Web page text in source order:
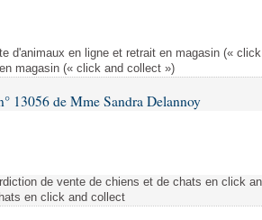
d'animaux en ligne et retrait en magasin («
magasin (« click and collect »)
13056 de Mme Sandra Delannoy
de vente de chiens et de chats en click
en click and collect